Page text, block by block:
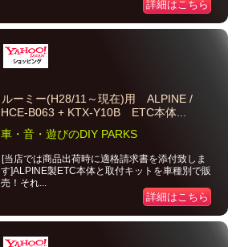
詳細はこちら
ルーミー(H28/11～現在)用 ALPINE /
HCE-B063 + KTX-Y10B ETC本体...
車・音・遊びのDIY PARKS
[当店では商品出荷時に適格請求書を添付致しま
す]ALPINE製ETC本体と取付キットを車種別で販
売！それ...
詳細はこちら